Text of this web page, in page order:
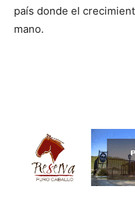
país donde el
mano.